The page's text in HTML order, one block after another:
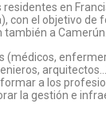
en
con el objetivo de
a Camerún.
(médicos,
a los
la gestión e